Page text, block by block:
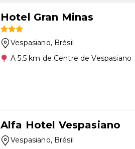
Hotel Gran Minas
Vespasiano, Brésil
A 5.5 km de Centre de Vespasiano
Alfa Hotel Vespasiano
Vespasiano, Brésil